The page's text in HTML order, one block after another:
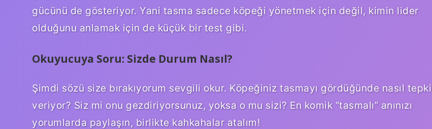
gücünü de gösteriyor. Yani tasma sadece köpeği yönetmek için değil, kimin lider
olduğunu anlamak için de küçük bir test gibi.
Okuyucuya Soru: Sizde Durum Nasıl?
Şimdi sözü size bırakıyorum sevgili okur. Köpeğiniz tasmayı gördüğünde nasıl tepki
veriyor? Siz mi onu gezdiriyorsunuz, yoksa o mu sizi? En komik “tasmalı” anınızı
yorumlarda paylaşın, birlikte kahkahalar atalım!